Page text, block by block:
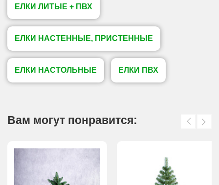
ЕЛКИ ЛИТЫЕ + ПВХ
ЕЛКИ НАСТЕННЫЕ, ПРИСТЕННЫЕ
ЕЛКИ НАСТОЛЬНЫЕ ЕЛКИ ПВХ
Вам могут понравится: